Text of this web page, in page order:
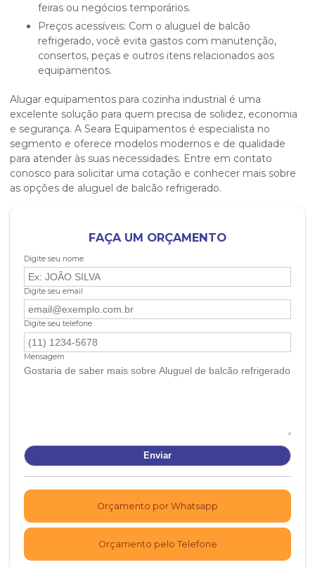
feiras ou negócios temporários.
Preços acessíveis: Com o aluguel de balcão
refrigerado, você evita gastos com manutenção,
consertos, peças e outros itens relacionados aos
equipamentos.
Alugar equipamentos para cozinha industrial é uma
excelente solução para quem precisa de solidez, economia
e segurança. A Seara Equipamentos é especialista no
segmento e oferece modelos modernos e de qualidade
para atender às suas necessidades. Entre em contato
conosco para solicitar uma cotação e conhecer mais sobre
as opções de aluguel de balcão refrigerado.
FAÇA UM ORÇAMENTO
Digite seu nome
Digite seu email
Digite seu telefone
Mensagem
Orçamento por Whatsapp
Orçamento pelo Telefone